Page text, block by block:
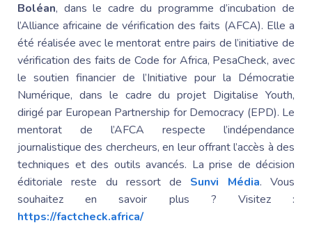
Boléan, dans le cadre du programme d’incubation de
l’Alliance africaine de vérification des faits (AFCA). Elle a
été réalisée avec le mentorat entre pairs de l’initiative de
vérification des faits de Code for Africa, PesaCheck, avec
le soutien financier de l’Initiative pour la Démocratie
Numérique, dans le cadre du projet Digitalise Youth,
dirigé par European Partnership for Democracy (EPD). Le
mentorat de l’AFCA respecte l’indépendance
journalistique des chercheurs, en leur offrant l’accès à des
techniques et des outils avancés. La prise de décision
éditoriale reste du ressort de Sunvi Média. Vous
souhaitez en savoir plus ? Visitez :
https://factcheck.africa/